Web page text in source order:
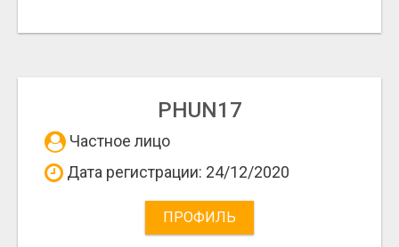
PHUN17
Частное лицо
Дата регистрации: 24/12/2020
ПРОФИЛЬ